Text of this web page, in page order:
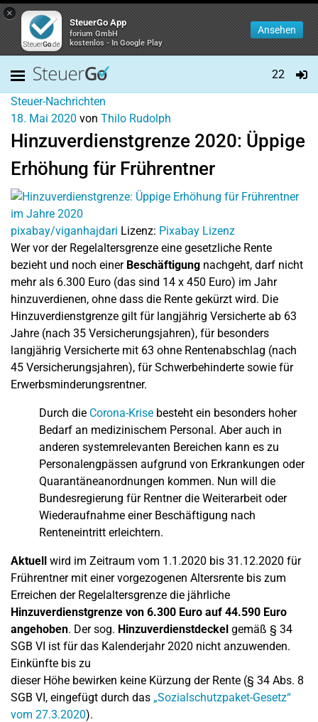
×
SteuerGo App
forium GmbH
kostenlos - In Google Play
Ansehen
22
Steuer-Nachrichten
18. Mai 2020 von Thilo Rudolph
Hinzuverdienstgrenze 2020: Üppige
Erhöhung für Frührentner
pixabay/viganhajdari Lizenz: Pixabay Lizenz
Wer vor der Regelaltersgrenze eine gesetzliche Rente
bezieht und noch einer Beschäftigung nachgeht, darf nicht
mehr als 6.300 Euro (das sind 14 x 450 Euro) im Jahr
hinzuverdienen, ohne dass die Rente gekürzt wird. Die
Hinzuverdienstgrenze gilt für langjährig Versicherte ab 63
Jahre (nach 35 Versicherungsjahren), für besonders
langjährig Versicherte mit 63 ohne Rentenabschlag (nach
45 Versicherungsjahren), für Schwerbehinderte sowie für
Erwerbsminderungsrentner.
Durch die Corona-Krise besteht ein besonders hoher
Bedarf an medizinischem Personal. Aber auch in
anderen systemrelevanten Bereichen kann es zu
Personalengpässen aufgrund von Erkrankungen oder
Quarantäneanordnungen kommen. Nun will die
Bundesregierung für Rentner die Weiterarbeit oder
Wiederaufnahme einer Beschäftigung nach
Renteneintritt erleichtern.
Aktuell wird im Zeitraum vom 1.1.2020 bis 31.12.2020 für
Frührentner mit einer vorgezogenen Altersrente bis zum
Erreichen der Regelaltersgrenze die jährliche
Hinzuverdienstgrenze von 6.300 Euro auf 44.590 Euro
angehoben. Der sog. Hinzuverdienstdeckel gemäß § 34
SGB VI ist für das Kalenderjahr 2020 nicht anzuwenden.
Einkünfte bis zu
dieser Höhe bewirken keine Kürzung der Rente (§ 34 Abs. 8
SGB VI, eingefügt durch das „Sozialschutzpaket-Gesetz“
vom 27.3.2020).